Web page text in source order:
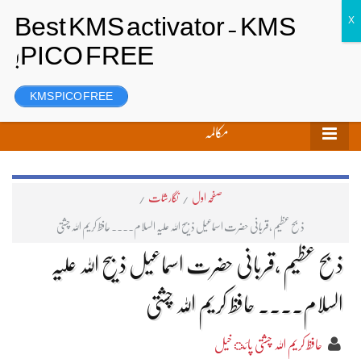
رجسٹر
مکالمہ
صفحہ اول / نگارشات /
ذبح عظیم ،قربانی حضرت اسماعیل ذبیح اللہ علیہ السلام۔۔۔۔ حافظ کریم اللہ چشتی
ذبح عظیم ،قربانی حضرت اسماعیل ذبیح اللہ علیہ
السلام۔۔۔۔ حافظ کریم اللہ چشتی
حافظ کریم اللہ چشتی پائ خیل
KMS PICO FREE